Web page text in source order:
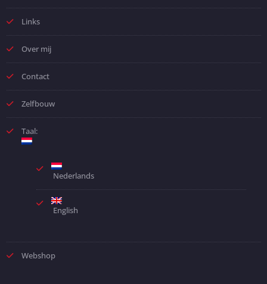
Links
Over mij
Contact
Zelfbouw
Taal:
Nederlands
English
Webshop